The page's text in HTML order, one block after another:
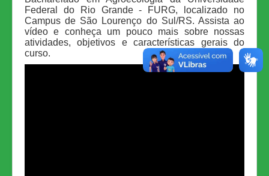
Federal do Rio Grande - FURG, localizado no
Campus de São Lourenço do Sul/RS. Assista ao
vídeo e conheça um pouco mais sobre nossas
atividades, objetivos e características gerais do
curso.